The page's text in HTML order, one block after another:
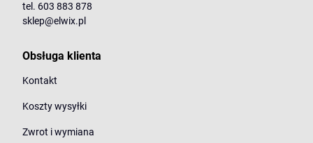
tel. 603 883 878
sklep@elwix.pl
Obsługa klienta
Kontakt
Koszty wysyłki
Zwrot i wymiana